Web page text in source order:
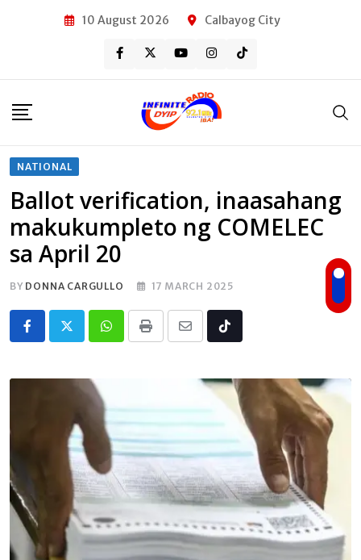
10 August 2026 Calbayog City
NATIONAL
Ballot verification, inaasahang
makukumpleto ng COMELEC
sa April 20
BY DONNA CARGULLO 17 MARCH 2025
Whatsapp
Print
Share
Email
Tiktok